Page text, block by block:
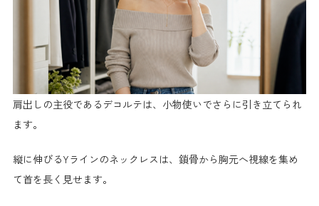
肩出しの主役であるデコルテは、小物使いでさらに引き立てられ
ます。
縦に伸びるYラインのネックレスは、鎖骨から胸元へ視線を集め
て首を長く見せます。